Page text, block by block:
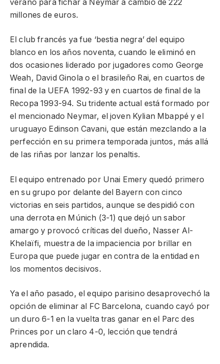
verano para fichar a Neymar a cambio de 222
millones de euros.
El club francés ya fue ‘bestia negra’ del equipo
blanco en los años noventa, cuando le eliminó en
dos ocasiones liderado por jugadores como George
Weah, David Ginola o el brasileño Rai, en cuartos de
final de la UEFA 1992-93 y en cuartos de final de la
Recopa 1993-94. Su tridente actual está formado por
el mencionado Neymar, el joven Kylian Mbappé y el
uruguayo Edinson Cavani, que están mezclando a la
perfección en su primera temporada juntos, más allá
de las riñas por lanzar los penaltis.
El equipo entrenado por Unai Emery quedó primero
en su grupo por delante del Bayern con cinco
victorias en seis partidos, aunque se despidió con
una derrota en Múnich (3-1) que dejó un sabor
amargo y provocó críticas del dueño, Nasser Al-
Khelaïfi, muestra de la impaciencia por brillar en
Europa que puede jugar en contra de la entidad en
los momentos decisivos.
Ya el año pasado, el equipo parisino desaprovechó la
opción de eliminar al FC Barcelona, cuando cayó por
un duro 6-1 en la vuelta tras ganar en el Parc des
Princes por un claro 4-0, lección que tendrá
aprendida.